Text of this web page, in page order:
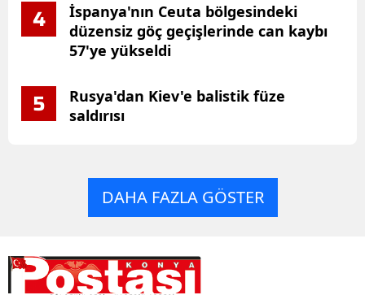
4
İspanya'nın Ceuta bölgesindeki
düzensiz göç geçişlerinde can kaybı
57'ye yükseldi
5
Rusya'dan Kiev'e balistik füze
saldırısı
DAHA FAZLA GÖSTER